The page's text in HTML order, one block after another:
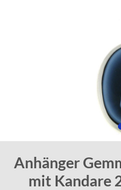
Anhänger
mit Kandare